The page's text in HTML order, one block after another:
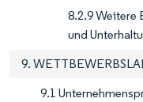
8.2.9 Weitere
und
9.
9.1